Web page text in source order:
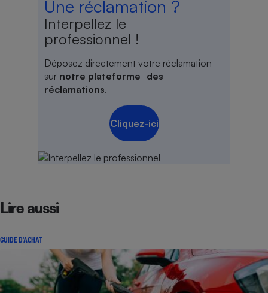
Une réclamation ?
Interpellez le
professionnel !
Déposez directement votre réclamation
sur notre plateforme des
réclamations.
Cliquez-ici
Lire aussi
GUIDE D'ACHAT